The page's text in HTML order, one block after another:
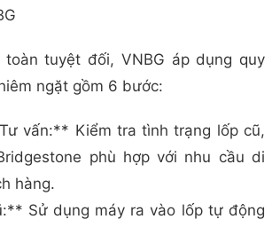
tuyệt đối, VNBG áp dụng quy
ngặt gồm 6 bước:
vấn:** Kiểm tra tình trạng lốp cũ,
phù hợp với nhu cầu di
hàng.
Sử dụng máy ra vào lốp tự động